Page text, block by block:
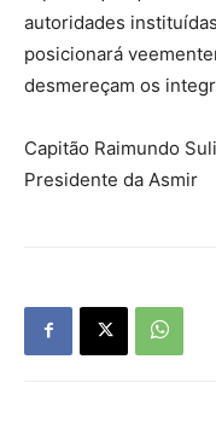
autoridades
posicionará
desmereçam os
Capitão Raimundo
Presidente da Asmir